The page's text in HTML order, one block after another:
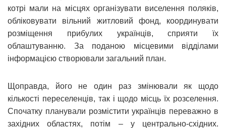
котрі мали на місцях організувати виселення поляків,
обліковувати вільний житловий фонд, координувати
розміщення прибулих українців, сприяти їх
облаштуванню. За поданою місцевими відділами
інформацією створювали загальний план.
Щоправда, його не один раз змінювали як щодо
кількості переселенців, так і щодо місць їх розселення.
Спочатку планували розмістити українців переважно в
західних областях, потім – у центрально-східних.